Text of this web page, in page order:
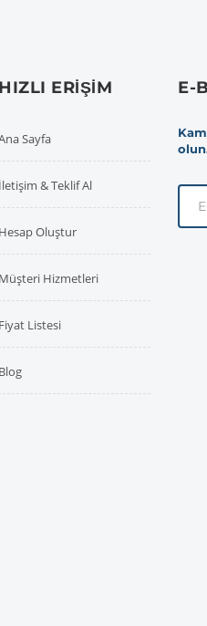
HIZLI ERIŞIM
Sayfa
İletişim & Teklif Al
Hesap Oluştur
Müşteri Hizmetleri
Fiyat Listesi
Blog
E-